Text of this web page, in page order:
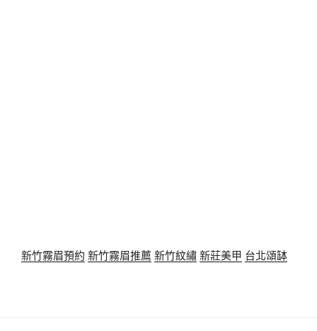
新竹霧眉預約 新竹霧眉推薦 新竹紋繡新莊美甲 台北頌缽